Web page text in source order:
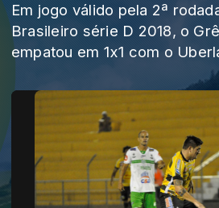
Em jogo válido pela 2ª
Brasileiro série D 2018, o
empatou em 1x1 com o